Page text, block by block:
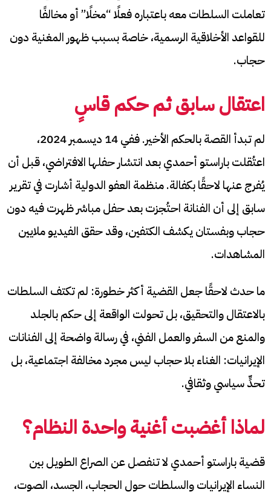
تعاملت السلطات معه باعتباره فعلًا “مخلًا” أو مخالفًا
للقواعد الأخلاقية الرسمية، خاصة بسبب ظهور المغنية دون
حجاب.
اعتقال سابق ثم حكم قاسٍ
لم تبدأ القصة بالحكم الأخير. ففي 14 ديسمبر 2024،
اعتُقلت باراستو أحمدي بعد انتشار حفلها الافتراضي، قبل أن
يُفرج عنها لاحقًا بكفالة. منظمة العفو الدولية أشارت في تقرير
سابق إلى أن الفنانة احتُجزت بعد حفل مباشر ظهرت فيه دون
حجاب وبفستان يكشف الكتفين، وقد حقق الفيديو ملايين
المشاهدات.
ما حدث لاحقًا جعل القضية أكثر خطورة: لم تكتف السلطات
بالاعتقال والتحقيق، بل تحولت الواقعة إلى حكم بالجلد
والمنع من السفر والعمل الفني، في رسالة واضحة إلى الفنانات
الإيرانيات: الغناء بلا حجاب ليس مجرد مخالفة اجتماعية، بل
تحدٍّ سياسي وثقافي.
لماذا أغضبت أغنية واحدة النظام؟
قضية باراستو أحمدي لا تنفصل عن الصراع الطويل بين
النساء الإيرانيات والسلطات حول الحجاب، الجسد، الصوت،